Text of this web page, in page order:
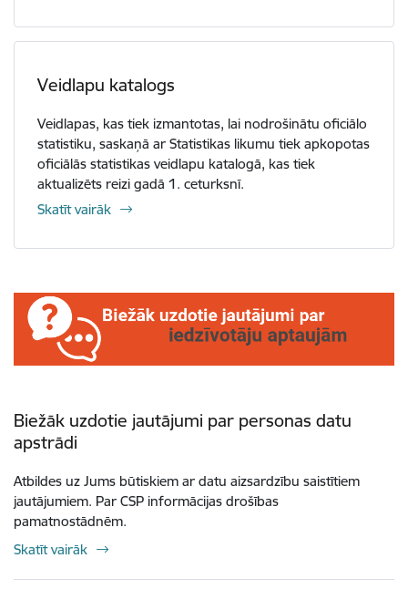
Veidlapu katalogs
Veidlapas, kas tiek izmantotas, lai nodrošinātu oficiālo
statistiku, saskaņā ar Statistikas likumu tiek apkopotas
oficiālās statistikas veidlapu katalogā, kas tiek
aktualizēts reizi gadā 1. ceturksnī.
Skatīt vairāk
Biežāk uzdotie jautājumi par personas datu
apstrādi
Atbildes uz Jums būtiskiem ar datu aizsardzību saistītiem
jautājumiem. Par CSP informācijas drošības
pamatnostādnēm.
Skatīt vairāk